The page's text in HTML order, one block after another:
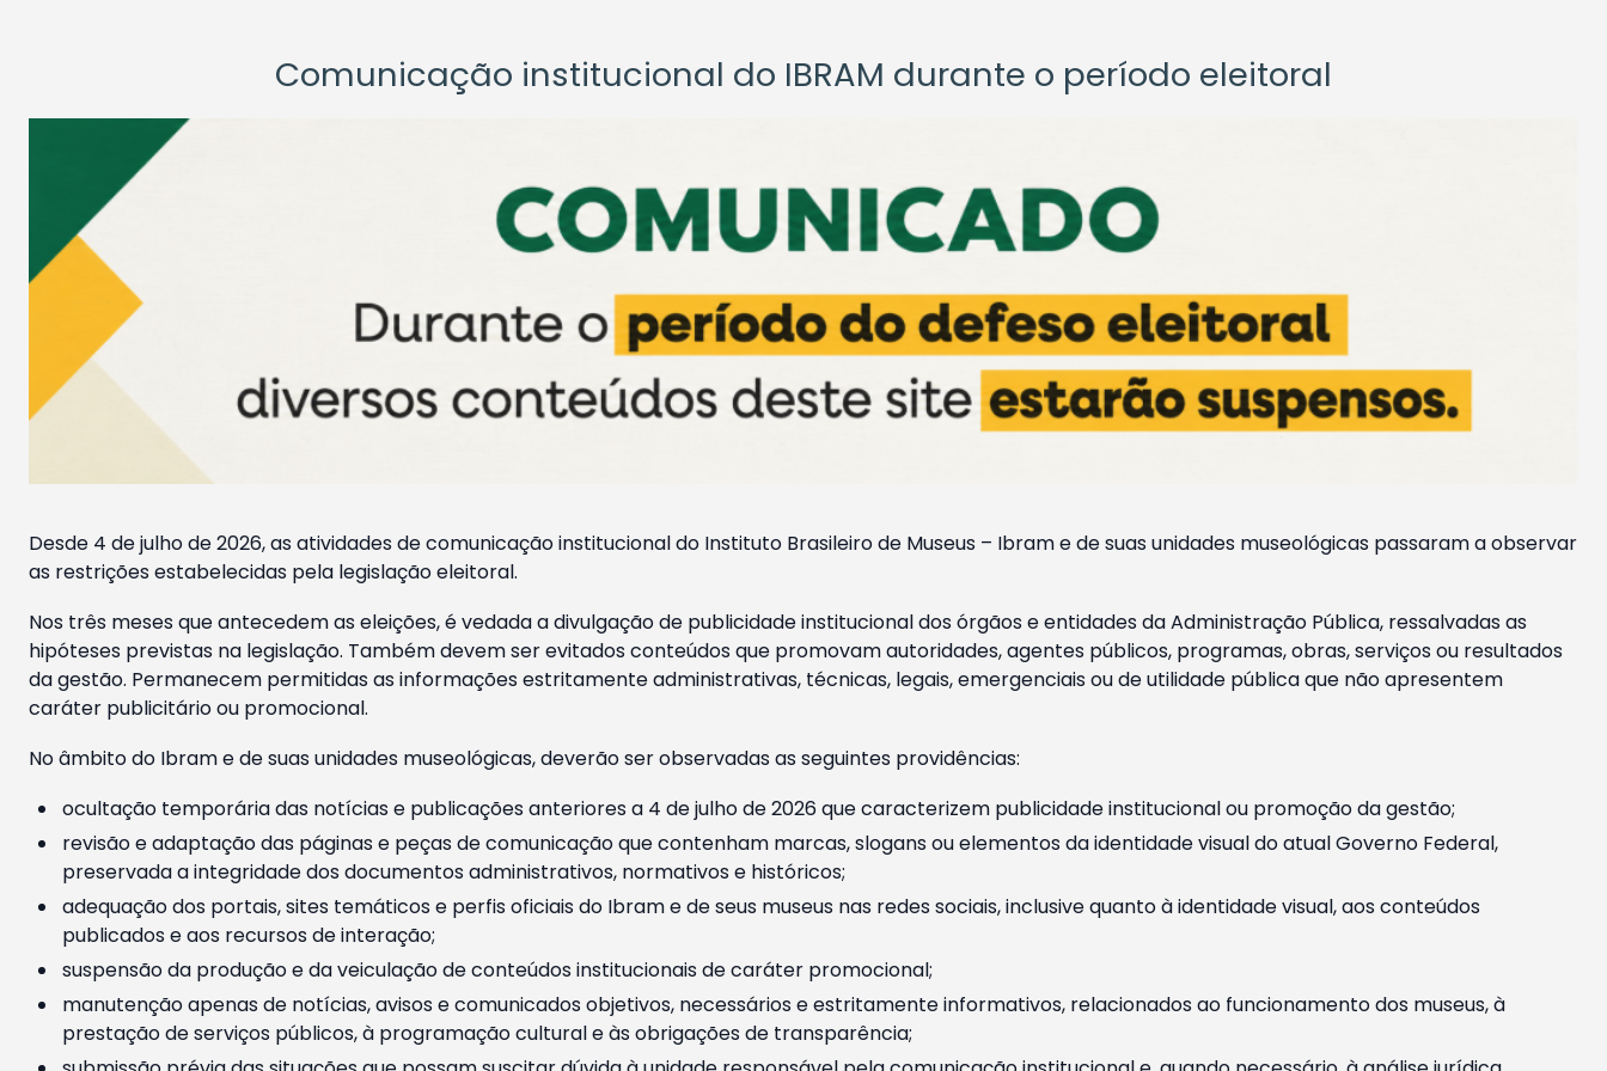
Comunicação institucional do IBRAM durante o período eleitoral
Desde 4 de julho de 2026, as atividades de comunicação institucional do Instituto Brasileiro de Museus – Ibram e de suas unidades museológicas passaram a observar
as restrições estabelecidas pela legislação eleitoral.
Nos três meses que antecedem as eleições, é vedada a divulgação de publicidade institucional dos órgãos e entidades da Administração Pública, ressalvadas as
hipóteses previstas na legislação. Também devem ser evitados conteúdos que promovam autoridades, agentes públicos, programas, obras, serviços ou resultados
da gestão. Permanecem permitidas as informações estritamente administrativas, técnicas, legais, emergenciais ou de utilidade pública que não apresentem
caráter publicitário ou promocional.
No âmbito do Ibram e de suas unidades museológicas, deverão ser observadas as seguintes providências:
ocultação temporária das notícias e publicações anteriores a 4 de julho de 2026 que caracterizem publicidade institucional ou promoção da gestão;
revisão e adaptação das páginas e peças de comunicação que contenham marcas, slogans ou elementos da identidade visual do atual Governo Federal,
preservada a integridade dos documentos administrativos, normativos e históricos;
adequação dos portais, sites temáticos e perfis oficiais do Ibram e de seus museus nas redes sociais, inclusive quanto à identidade visual, aos conteúdos
publicados e aos recursos de interação;
suspensão da produção e da veiculação de conteúdos institucionais de caráter promocional;
manutenção apenas de notícias, avisos e comunicados objetivos, necessários e estritamente informativos, relacionados ao funcionamento dos museus, à
prestação de serviços públicos, à programação cultural e às obrigações de transparência;